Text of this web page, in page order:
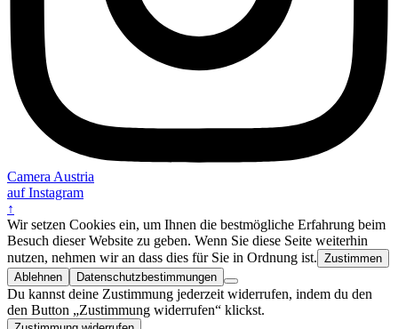
Camera Austria
auf Instagram
↑
Wir setzen Cookies ein, um Ihnen die bestmögliche Erfahrung beim
Besuch dieser Website zu geben. Wenn Sie diese Seite weiterhin
nutzen, nehmen wir an dass dies für Sie in Ordnung ist. Zustimmen
Ablehnen
Datenschutzbestimmungen
Du kannst deine Zustimmung jederzeit widerrufen, indem du den
den Button „Zustimmung widerrufen“ klickst.